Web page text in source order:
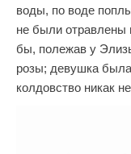
воды, по воде
не были отравлены
бы, полежав у
розы; девушка
колдовство никак